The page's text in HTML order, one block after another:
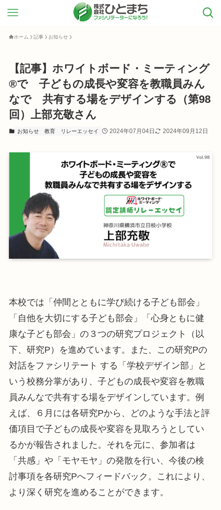
ホーム 記事 お知らせ
【記事】ホワイトボード・ミーティング
®︎で 子どもの成長や変容を教職員みん
なで 共有する場をデザインする（第98
回）上部充敬さん
お知らせ 教育 リレーエッセイ 2024年07月04日 2024年09月12日
本校では「仲間とともに学び続ける子ども部会」
「自他を大切にする子ども部会」「心身ともに健
康な子ども部会」の３つの研究プロジェクト（以
下、研究P）を進めています。また、この研究Pの
対話をファシリテート する「学校デザイン部」と
いう校務分掌があり、子どもの成長や変容を教職
員みんなで共有する場をデザインしています。例
えば、６月には各研究Pから、どのような手法と評
価項目で子どもの成長や変容を見取ろうとしてい
るかが報告されました。それを元に、参加者は
「共感」や「モヤモヤ」の発散を行い、今後の検
討事項を各研究Pへフィードバック。これにより、
より深く研究を進めることができます。